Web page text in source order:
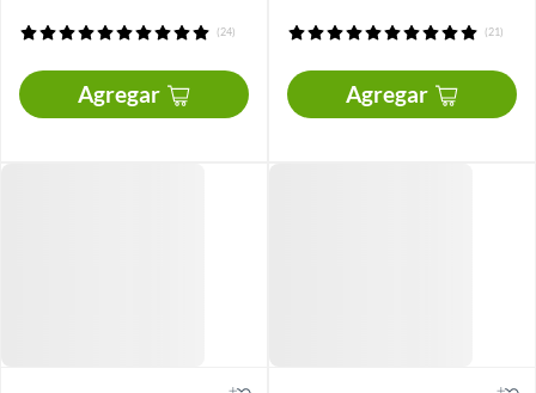
(24)
Agregar
(21)
Agregar